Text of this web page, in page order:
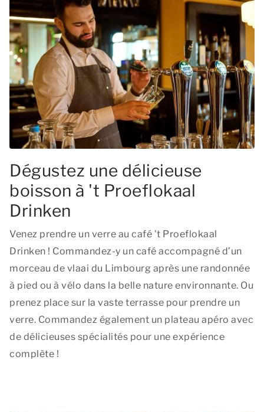
Dégustez une délicieuse
boisson à 't Proeflokaal
Drinken
Venez prendre un verre au café 't Proeflokaal
Drinken ! Commandez-y un café accompagné d’un
morceau de vlaai du Limbourg après une randonnée
à pied ou à vélo dans la belle nature environnante. Ou
prenez place sur la vaste terrasse pour prendre un
verre. Commandez également un plateau apéro avec
de délicieuses spécialités pour une expérience
complète !